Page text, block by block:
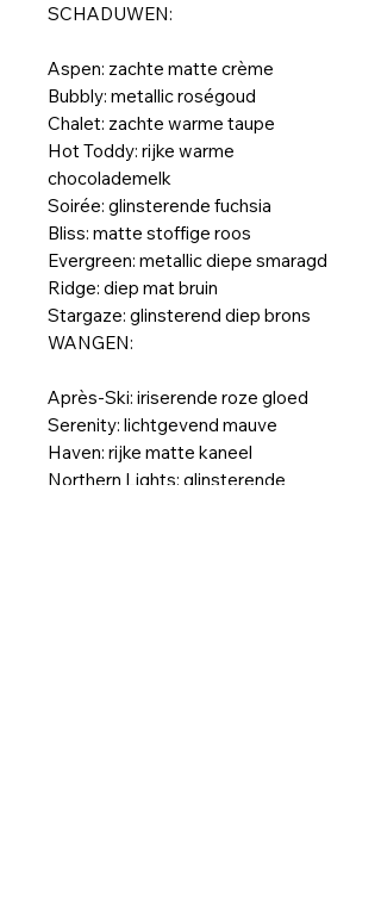
SCHADUWEN:
Aspen: zachte matte crème
Bubbly: metallic roségoud
Chalet: zachte warme taupe
Hot Toddy: rijke warme
chocolademelk
Soirée: glinsterende fuchsia
Bliss: matte stoffige roos
Evergreen: metallic diepe smaragd
Ridge: diep mat bruin
Stargaze: glinsterend diep brons
WANGEN:
Après-Ski: iriserende roze gloed
Serenity: lichtgevend mauve
Haven: rijke matte kaneel
Northern Lights: glinsterende